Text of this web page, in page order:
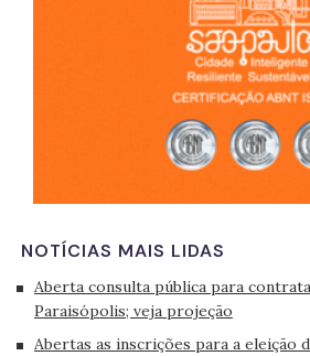
NOTÍCIAS MAIS LIDAS
Aberta consulta pública para
Paraisópolis; veja projeção
Abertas as inscrições para a eleição